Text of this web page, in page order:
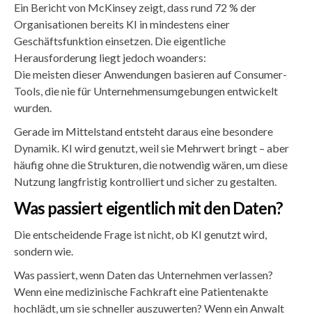
Ein Bericht von McKinsey zeigt, dass rund 72 % der
Organisationen bereits KI in mindestens einer
Geschäftsfunktion einsetzen. Die eigentliche
Herausforderung liegt jedoch woanders:
Die meisten dieser Anwendungen basieren auf Consumer-
Tools, die nie für Unternehmensumgebungen entwickelt
wurden.
Gerade im Mittelstand entsteht daraus eine besondere
Dynamik. KI wird genutzt, weil sie Mehrwert bringt – aber
häufig ohne die Strukturen, die notwendig wären, um diese
Nutzung langfristig kontrolliert und sicher zu gestalten.
Was passiert eigentlich mit den Daten?
Die entscheidende Frage ist nicht, ob KI genutzt wird,
sondern wie.
Was passiert, wenn Daten das Unternehmen verlassen?
Wenn eine medizinische Fachkraft eine Patientenakte
hochlädt, um sie schneller auszuwerten? Wenn ein Anwalt